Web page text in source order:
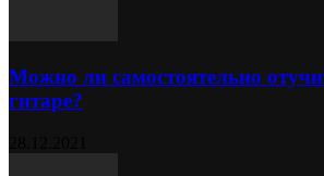
Можно ли самостоятельно
гитаре?